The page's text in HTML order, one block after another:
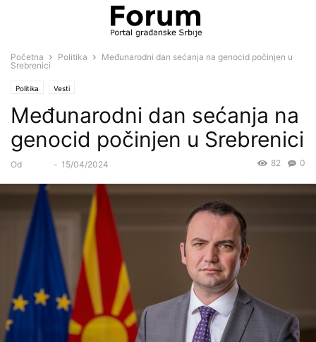
Početna Politika
Međunarodni dan sećanja na genocid počinjen u
Srebrenici
Politika Vesti
Međunarodni dan sećanja na
genocid počinjen u Srebrenici
Od - 15/04/2024 0
82